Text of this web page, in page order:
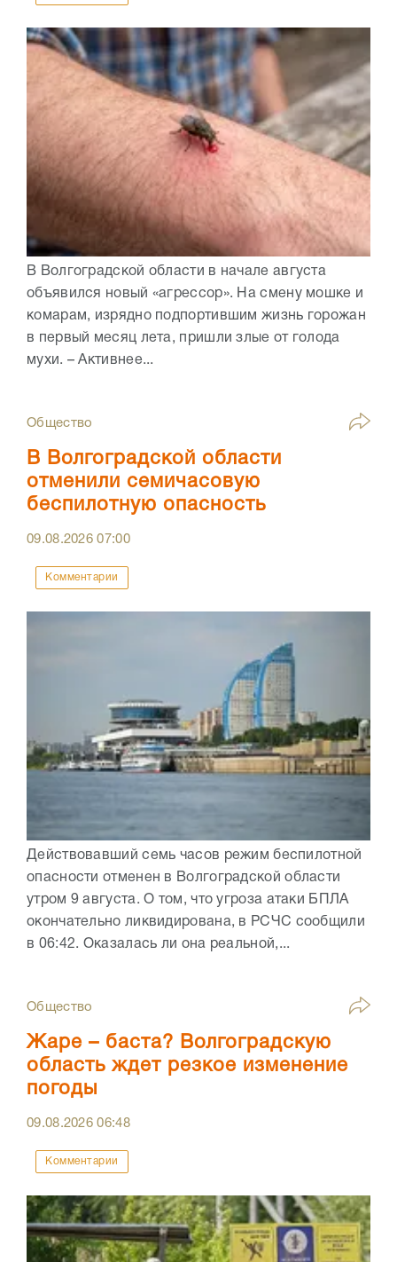
В Волгоградской области в начале августа
объявился новый «агрессор». На смену мошке и
комарам, изрядно подпортившим жизнь горожан
в первый месяц лета, пришли злые от голода
мухи. – Активнее...
Общество
В Волгоградской области
отменили семичасовую
беспилотную опасность
09.08.202607:00
Комментарии
Действовавший семь часов режим беспилотной
опасности отменен в Волгоградской области
утром 9 августа. О том, что угроза атаки БПЛА
окончательно ликвидирована, в РСЧС сообщили
в 06:42. Оказалась ли она реальной,...
Общество
Жаре – баста? Волгоградскую
область ждет резкое изменение
погоды
09.08.202606:48
Комментарии